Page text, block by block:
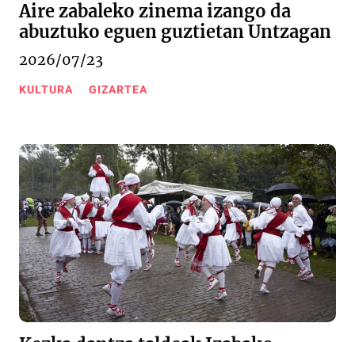
Aire zabaleko zinema izango da
abuztuko eguen guztietan Untzagan
2026/07/23
KULTURA GIZARTEA